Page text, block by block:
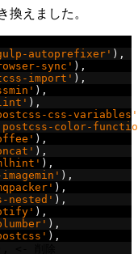
換えました。
autoprefixer' ),
sync' ),
import' ),
),
),
css-variables'
color-
),
),
),
),
),
nested' ),
),
),
),